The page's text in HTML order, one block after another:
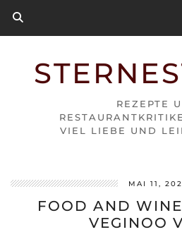
REZEPTE
VIEL LIEBE UND
MAI 11,
FOOD AND
VEGINOO